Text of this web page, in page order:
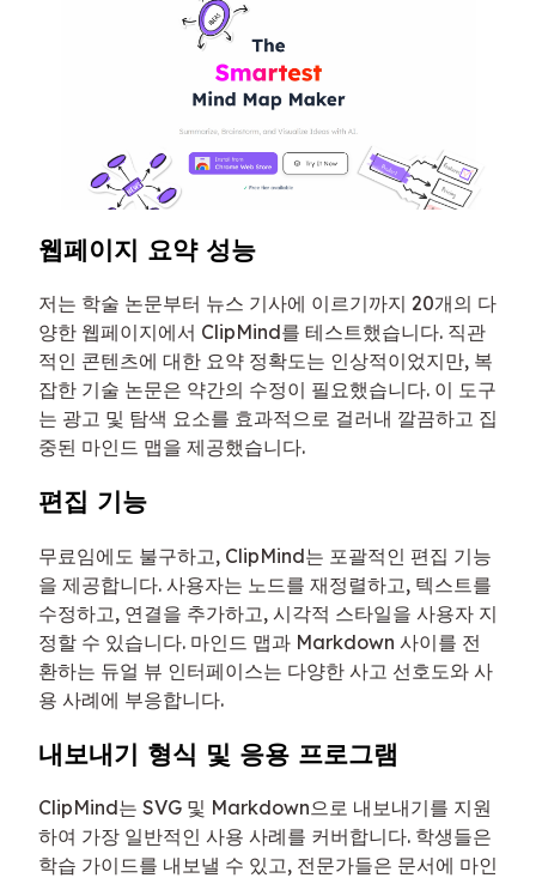
웹페이지 요약 성능
저는 학술 논문부터 뉴스 기사에 이르기까지 20개의 다
양한 웹페이지에서 ClipMind를 테스트했습니다. 직관
적인 콘텐츠에 대한 요약 정확도는 인상적이었지만, 복
잡한 기술 논문은 약간의 수정이 필요했습니다. 이 도구
는 광고 및 탐색 요소를 효과적으로 걸러내 깔끔하고 집
중된 마인드 맵을 제공했습니다.
편집 기능
무료임에도 불구하고, ClipMind는 포괄적인 편집 기능
을 제공합니다. 사용자는 노드를 재정렬하고, 텍스트를
수정하고, 연결을 추가하고, 시각적 스타일을 사용자 지
정할 수 있습니다. 마인드 맵과 Markdown 사이를 전
환하는 듀얼 뷰 인터페이스는 다양한 사고 선호도와 사
용 사례에 부응합니다.
내보내기 형식 및 응용 프로그램
ClipMind는 SVG 및 Markdown으로 내보내기를 지원
하여 가장 일반적인 사용 사례를 커버합니다. 학생들은
학습 가이드를 내보낼 수 있고, 전문가들은 문서에 마인